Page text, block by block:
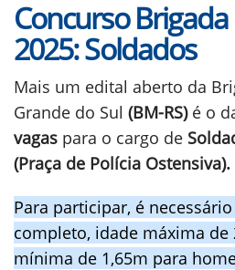
Concurso Brigada
2025: Soldados
Mais um edital aberto da
Grande do Sul (BM-RS)é o
vagas para o cargo de
(Praça de Polícia Ostensiva).
Para participar, é
completo, idade máxima de
mínima de 1,65m para